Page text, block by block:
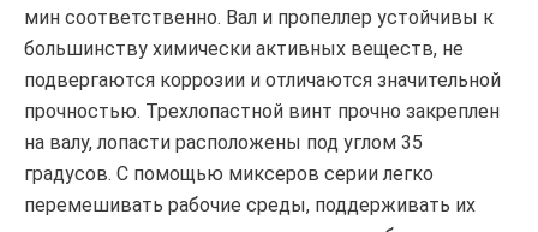
мин соответственно. Вал и пропеллер устойчивы к
большинству химически активных веществ, не
подвергаются коррозии и отличаются значительной
прочностью. Трехлопастной винт прочно закреплен
на валу, лопасти расположены под углом 35
градусов. С помощью миксеров серии легко
перемешивать рабочие среды, поддерживать их